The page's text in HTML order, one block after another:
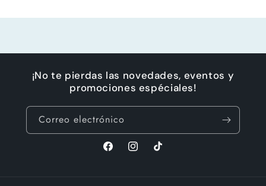
¡No te pierdas las novedades, eventos y
promociones espéciales!
Correo electrónico
FacebookInstagramTikTok